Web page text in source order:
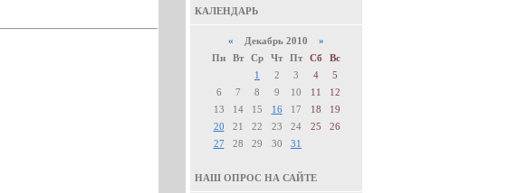
КАЛЕНДАРЬ
« Декабрь 2010 »
Пн
Вт Ср Чт Пт Сб
Вс
1
2 3 4
5
6
7 8 9 10 11
12
13
14 15 16 17 18
19
20
21 22 23 24 25
26
27
28 29 30 31
НАШ ОПРОС НА САЙТЕ